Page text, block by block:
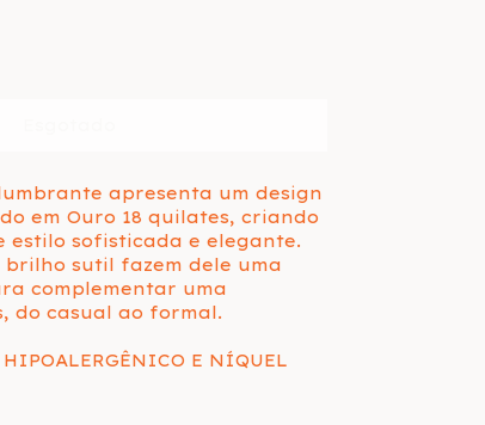
apresenta um design
em Ouro 18 quilates, criando
estilo sofisticada e elegante.
brilho sutil fazem dele uma
complementar uma
do casual ao formal.
HIPOALERGÊNICO E NÍQUEL